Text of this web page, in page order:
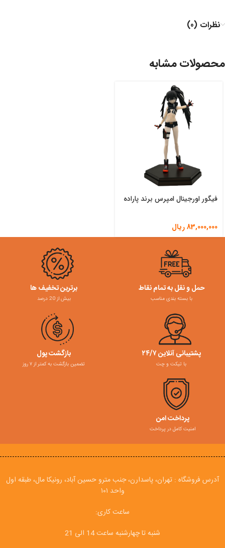
نظرات (0)
محصولات مشابه
فیگور اورجینال امپرس برند پاراده
83,000,000ریال
حمل و نقل به تمام نقاط
با بسته بندی مناسب
برترین تخفیف ها
بیش از 20 درصد
پشتیبانی آنلاین ۲۴/۷
با تیکت و چت
بازگشت پول
تضمین بازگشت به کمتر از ۷ روز
پرداخت امن
امنیت کامل در پرداخت
آدرس فروشگاه : تهران، پاسدارن، جنب مترو حسین آباد، رونیکا مال، طبقه اول
واحد ۱۰۱
ساعت کاری:
شنبه تا چهارشنبه ساعت 14 الی 21